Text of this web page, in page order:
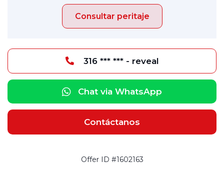
Consultar peritaje
316 *** *** - reveal
Chat via WhatsApp
Contáctanos
Offer ID #1602163